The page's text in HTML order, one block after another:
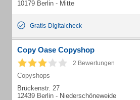
10179 Berlin - Mitte
Gratis-Digitalcheck
Copy Oase Copyshop
2 Bewertungen
Copyshops
Brückenstr. 27
12439 Berlin - Niederschöneweide